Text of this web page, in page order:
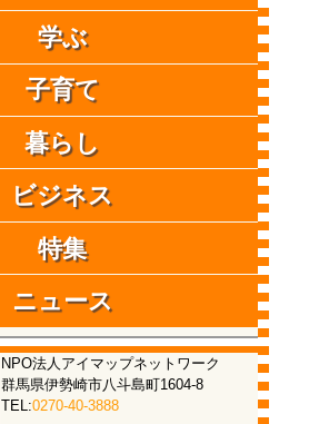
学ぶ
子育て
暮らし
ビジネス
特集
ニュース
NPO法人アイマップネットワーク
群馬県伊勢崎市八斗島町1604-8
TEL:0270-40-3888